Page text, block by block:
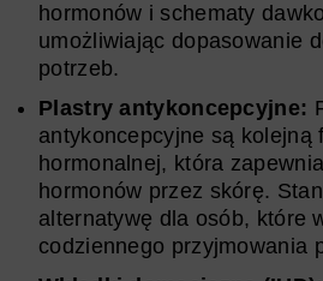
hormonów i schematy
umożliwiając dopasowanie
potrzeb.
Plastry antykoncepcyjne:
antykoncepcyjne są kolejną
hormonalnej, która
hormonów przez skórę.
alternatywę dla osób, które
codziennego przyjmowania